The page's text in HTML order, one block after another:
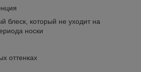
блеск, который не уходит на
носки
оттенках